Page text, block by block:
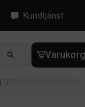
Kundtjänst
NYHETER
/